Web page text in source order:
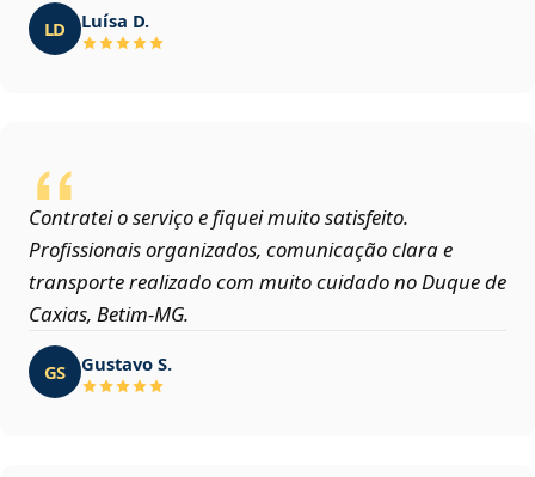
LD Luísa D.
Contratei o serviço e fiquei muito satisfeito.
Profissionais organizados, comunicação clara e
transporte realizado com muito cuidado no Duque de
Caxias, Betim‑MG.
GS Gustavo S.